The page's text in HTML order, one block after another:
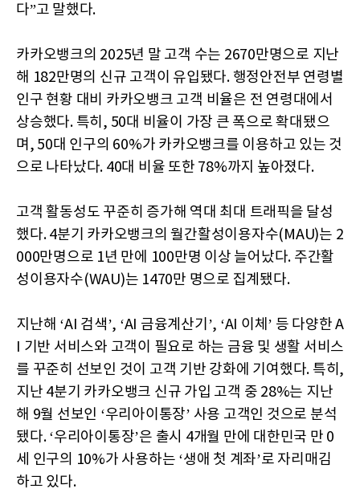
다”고 말했다.
카카오뱅크의 2025년 말 고객 수는 2670만명으로 지난
해 182만명의 신규 고객이 유입됐다. 행정안전부 연령별
인구 현황 대비 카카오뱅크 고객 비율은 전 연령대에서
상승했다. 특히, 50대 비율이 가장 큰 폭으로 확대됐으
며, 50대 인구의 60%가 카카오뱅크를 이용하고 있는 것
으로 나타났다. 40대 비율 또한 78%까지 높아졌다.
고객 활동성도 꾸준히 증가해 역대 최대 트래픽을 달성
했다. 4분기 카카오뱅크의 월간활성이용자수(MAU)는 2
000만명으로 1년 만에 100만명 이상 늘어났다. 주간활
성이용자수(WAU)는 1470만 명으로 집계됐다.
지난해 ‘AI 검색’, ‘AI 금융계산기’, ‘AI 이체’ 등 다양한 A
I 기반 서비스와 고객이 필요로 하는 금융 및 생활 서비스
를 꾸준히 선보인 것이 고객 기반 강화에 기여했다. 특히,
지난 4분기 카카오뱅크 신규 가입 고객 중 28%는 지난
해 9월 선보인 ‘우리아이통장’ 사용 고객인 것으로 분석
됐다. ‘우리아이통장’은 출시 4개월 만에 대한민국 만 0
세 인구의 10%가 사용하는 ‘생애 첫 계좌’로 자리매김
하고 있다.